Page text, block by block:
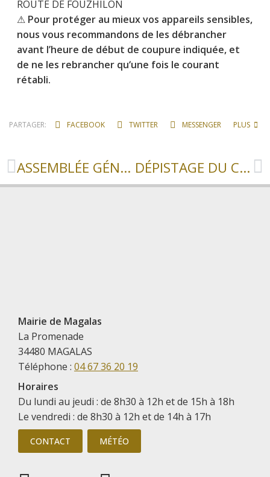
ROUTE DE FOUZHILON
⚠ Pour protéger au mieux vos appareils sensibles,
nous vous recommandons de les débrancher
avant l’heure de début de coupure indiquée, et
de ne les rebrancher qu‘une fois le courant
rétabli.
PARTAGER: FACEBOOK TWITTER MESSENGER PLUS
ASSEMBLÉE GÉNÉRALE DES PARENTS D’ÉLÈVES DE L’ÉCOLE MATERNELLE DÉPISTAGE DU CANCER DU SEIN
Mairie de Magalas
La Promenade
34480 MAGALAS
Téléphone : 04 67 36 20 19
Horaires
Du lundi au jeudi : de 8h30 à 12h et de 15h à 18h
Le vendredi : de 8h30 à 12h et de 14h à 17h
CONTACT MÉTÉO